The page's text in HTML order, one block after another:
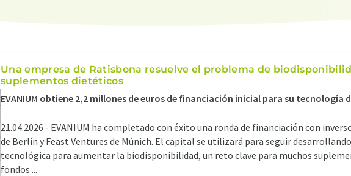
Una empresa de Ratisbona resuelve el problema de
suplementos dietéticos
EVANIUM obtiene 2,2 millones de euros de financiación inicial para su tecnología
21.04.2026 - EVANIUM ha completado con éxito una ronda de financiación con
de Berlín y Feast Ventures de Múnich. El capital se utilizará para seguir
tecnológica para aumentar la biodisponibilidad, un reto clave para muchos
fondos ...